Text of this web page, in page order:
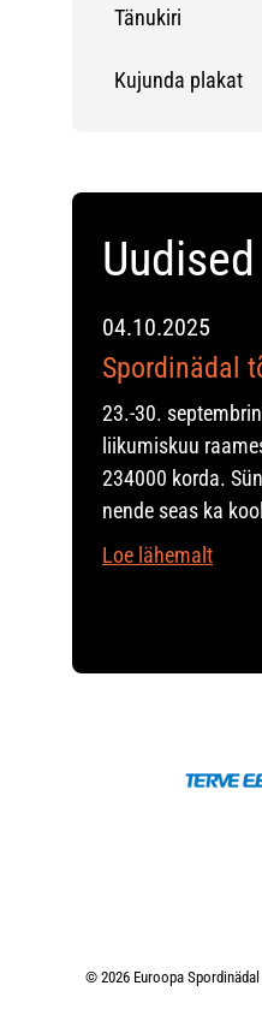
Tänukiri
Kujunda plakat
Uudised
04.10.2025
Spordinädal
23.-30.
liikumiskuu
234000 korda.
nende seas ka
Loe lähemalt
© 2026 Euroopa